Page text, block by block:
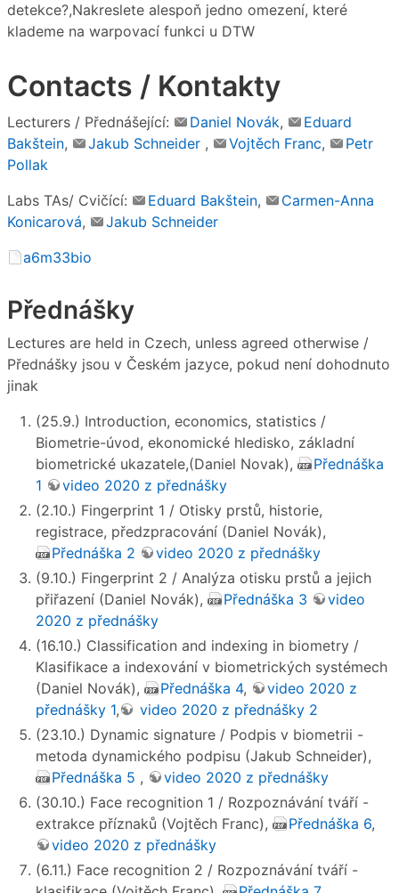
detekce?,Nakreslete alespoň jedno omezení, které
klademe na warpovací funkci u DTW
Contacts / Kontakty
Lecturers / Přednášející: Daniel Novák,
Eduard
Bakštein, Jakub Schneider , Vojtěch Franc,
Petr
Pollak
Labs TAs/ Cvičící:
Eduard Bakštein,
Carmen-Anna
Konicarová,
Jakub Schneider
a6m33bio
Přednášky
Lectures are held in Czech, unless agreed otherwise /
Přednášky jsou v Českém jazyce, pokud není dohodnuto
jinak
(25.9.) Introduction, economics, statistics /
Biometrie-úvod, ekonomické hledisko, základní
biometrické ukazatele,(Daniel Novak),
Přednáška
1
video 2020 z přednášky
(2.10.) Fingerprint 1 / Otisky prstů, historie,
registrace, předzpracování (Daniel Novák),
Přednáška 2
video 2020 z přednášky
(9.10.) Fingerprint 2 / Analýza otisku prstů a jejich
přiřazení (Daniel Novák),
Přednáška 3
video
2020 z přednášky
(16.10.) Classification and indexing in biometry /
Klasifikace a indexování v biometrických systémech
(Daniel Novák),
Přednáška 4,
video 2020 z
přednášky 1,
video 2020 z přednášky 2
(23.10.) Dynamic signature / Podpis v biometrii -
metoda dynamického podpisu (Jakub Schneider),
Přednáška 5 ,
video 2020 z přednášky
(30.10.) Face recognition 1 / Rozpoznávání tváří -
extrakce příznaků (Vojtěch Franc),
Přednáška 6,
video 2020 z přednášky
(6.11.) Face recognition 2 / Rozpoznávání tváří -